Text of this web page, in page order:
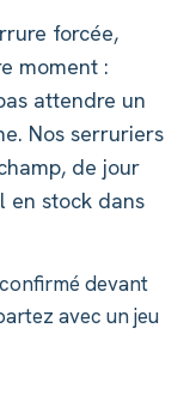
forcée,
moment :
attendre un
Nos serruriers
de jour
en stock dans
devant
avec un jeu